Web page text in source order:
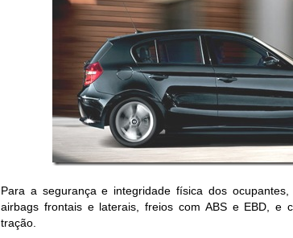
Para a segurança e integridade física dos
airbags frontais e laterais, freios com ABS e EBD, e
tração.